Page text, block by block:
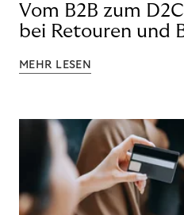
Vom B2B zum
bei Retouren und
MEHR LESEN